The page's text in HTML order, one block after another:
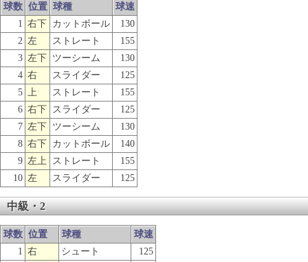
球数 位置 球種
球速
1
右下 カットボール
130
2 左 ストレート
155
3 左下 ツーシーム
130
4 右 スライダー
125
5
上 ストレート
155
6 右下 スライダー
125
7 左下 ツーシーム
130
8 右下 カットボール
140
9 左上 ストレート
155
10 左 スライダー 125
中級・2
球数 位置 球種
球速
1
右 シュート
125